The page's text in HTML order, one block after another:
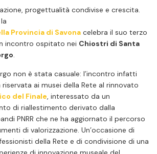
progettualità condivise e crescita.
Provincia di Savona celebra il suo terzo
incontro ospitato nei Chiostri di Santa
.
non è stata casuale: l’incontro infatti
ai musei della Rete al rinnovato
del Finale, interessato da un
di riallestimento derivato dalla
PNRR che ne ha aggiornato il percorso
di valorizzazione. Un’occasione di
della Rete e di condivisione di una